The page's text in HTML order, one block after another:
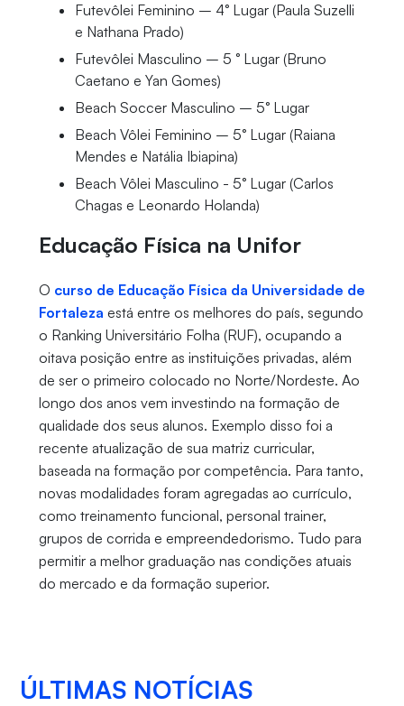
Futevôlei Feminino – 4° Lugar (Paula Suzelli
e Nathana Prado)
Futevôlei Masculino – 5 ° Lugar (Bruno
Caetano e Yan Gomes)
Beach Soccer Masculino – 5° Lugar
Beach Vôlei Feminino – 5° Lugar (Raiana
Mendes e Natália Ibiapina)
Beach Vôlei Masculino - 5° Lugar (Carlos
Chagas e Leonardo Holanda)
Educação Física na Unifor
O curso de Educação Física da Universidade de
Fortaleza está entre os melhores do país, segundo
o Ranking Universitário Folha (RUF), ocupando a
oitava posição entre as instituições privadas, além
de ser o primeiro colocado no Norte/Nordeste. Ao
longo dos anos vem investindo na formação de
qualidade dos seus alunos. Exemplo disso foi a
recente atualização de sua matriz curricular,
baseada na formação por competência. Para tanto,
novas modalidades foram agregadas ao currículo,
como treinamento funcional, personal trainer,
grupos de corrida e empreendedorismo. Tudo para
permitir a melhor graduação nas condições atuais
do mercado e da formação superior.
ÚLTIMAS NOTÍCIAS